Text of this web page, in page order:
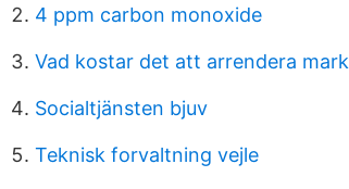
4 ppm carbon monoxide
Vad kostar det att arrendera mark
Socialtjänsten bjuv
Teknisk forvaltning vejle